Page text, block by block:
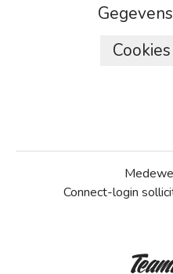
Connect-login